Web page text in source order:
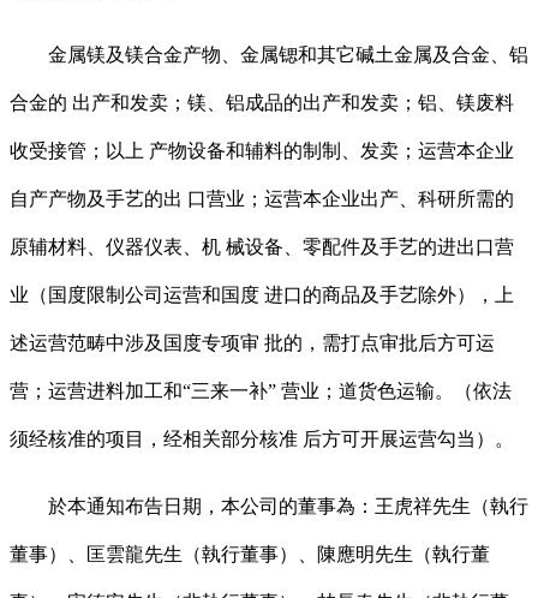
金属镁及镁合金产物、金属锶和其它碱土金属及合金、铝
合金的 出产和发卖；镁、铝成品的出产和发卖；铝、镁废料
收受接管；以上 产物设备和辅料的制制、发卖；运营本企业
自产产物及手艺的出 口营业；运营本企业出产、科研所需的
原辅材料、仪器仪表、机 械设备、零配件及手艺的进出口营
业（国度限制公司运营和国度 进口的商品及手艺除外），上
述运营范畴中涉及国度专项审 批的，需打点审批后方可运
营；运营进料加工和“三来一补” 营业；道货色运输。（依法
须经核准的项目，经相关部分核准 后方可开展运营勾当）。
於本通知布告日期，本公司的董事為：王虎祥先生（執行
董事）、匡雲龍先生（執行董事）、陳應明先生（執行董